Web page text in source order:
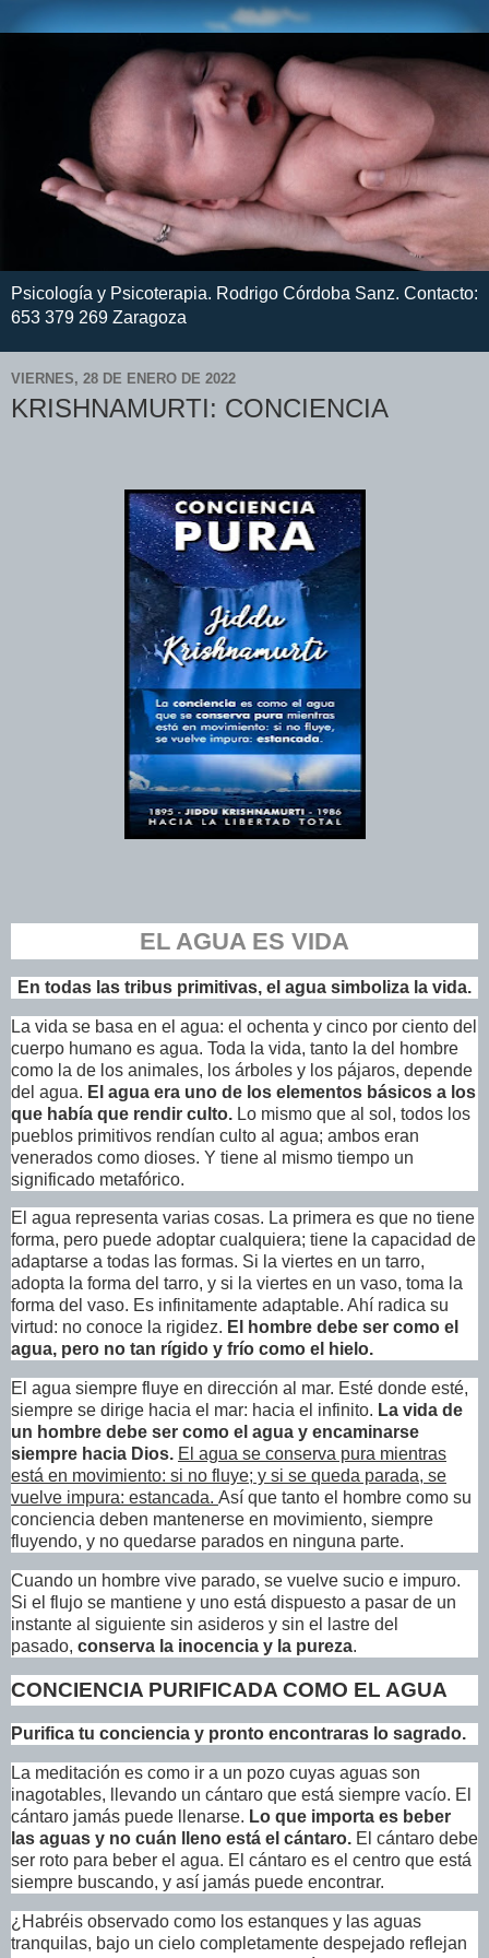
Psicología y Psicoterapia. Rodrigo Córdoba Sanz. Contacto:
653 379 269 Zaragoza
VIERNES, 28 DE ENERO DE 2022
KRISHNAMURTI: CONCIENCIA
EL AGUA ES VIDA
En todas las tribus primitivas, el agua simboliza la vida.
La vida se basa en el agua: el ochenta y cinco por ciento del
cuerpo humano es agua. Toda la vida, tanto la del hombre
como la de los animales, los árboles y los pájaros, depende
del agua. El agua era uno de los elementos básicos a los
que había que rendir culto. Lo mismo que al sol, todos los
pueblos primitivos rendían culto al agua; ambos eran
venerados como dioses. Y tiene al mismo tiempo un
significado metafórico.
El agua representa varias cosas. La primera es que no tiene
forma, pero puede adoptar cualquiera; tiene la capacidad de
adaptarse a todas las formas. Si la viertes en un tarro,
adopta la forma del tarro, y si la viertes en un vaso, toma la
forma del vaso. Es infinitamente adaptable. Ahí radica su
virtud: no conoce la rigidez. El hombre debe ser como el
agua, pero no tan rígido y frío como el hielo.
El agua siempre fluye en dirección al mar. Esté donde esté,
siempre se dirige hacia el mar: hacia el infinito. La vida de
un hombre debe ser como el agua y encaminarse
siempre hacia Dios. El agua se conserva pura mientras
está en movimiento: si no fluye; y si se queda parada, se
vuelve impura: estancada. Así que tanto el hombre como su
conciencia deben mantenerse en movimiento, siempre
fluyendo, y no quedarse parados en ninguna parte.
Cuando un hombre vive parado, se vuelve sucio e impuro.
Si el flujo se mantiene y uno está dispuesto a pasar de un
instante al siguiente sin asideros y sin el lastre del
pasado, conserva la inocencia y la pureza.
CONCIENCIA PURIFICADA COMO EL AGUA
Purifica tu conciencia y pronto encontraras lo sagrado.
La meditación es como ir a un pozo cuyas aguas son
inagotables, llevando un cántaro que está siempre vacío. El
cántaro jamás puede llenarse. Lo que importa es beber
las aguas y no cuán lleno está el cántaro. El cántaro debe
ser roto para beber el agua. El cántaro es el centro que está
siempre buscando, y así jamás puede encontrar.
¿Habréis observado como los estanques y las aguas
tranquilas, bajo un cielo completamente despejado reflejan